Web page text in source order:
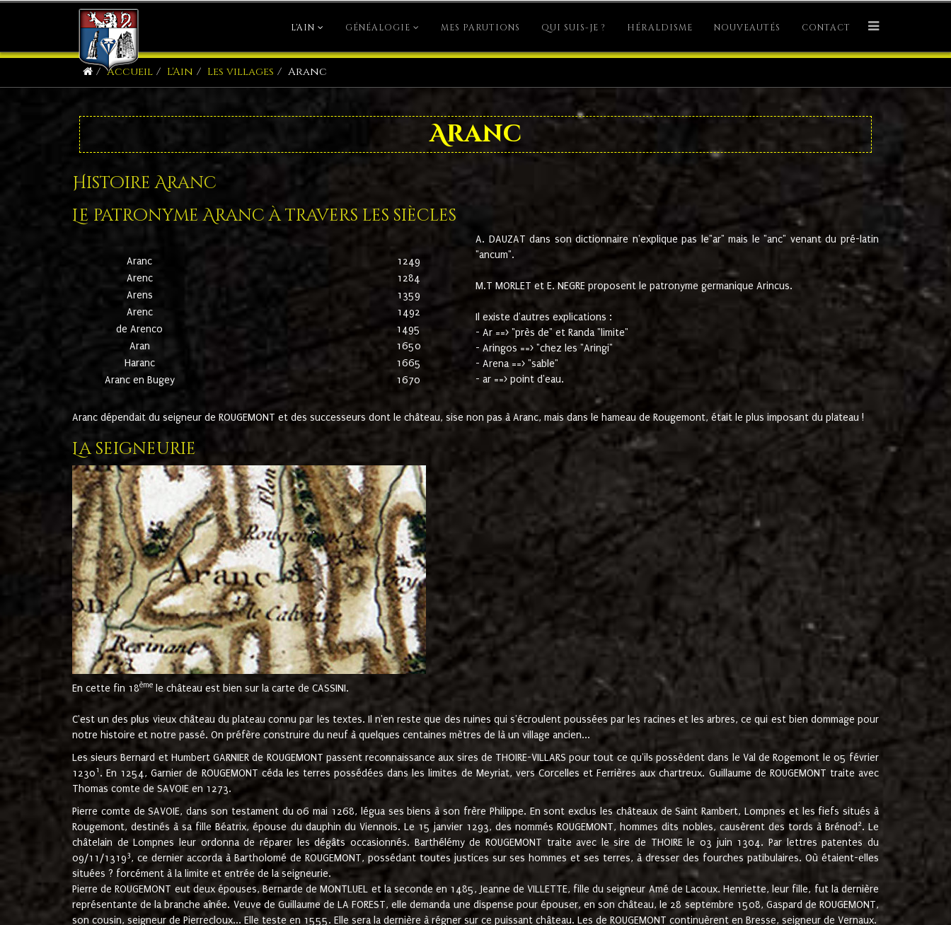
L'AIN GÉNÉALOGIE MES PARUTIONS QUI SUIS-JE ? HÉRALDISME NOUVEAUTÉS CONTACT
Accueil L'Ain Les villages Aranc
Aranc
Histoire Aranc
Le patronyme Aranc à travers les siècles
Aranc
1249
Arenc
1284
Arens
1359
Arenc
1492
de Arenco
1495
Aran
1650
Haranc
1665
Aranc en Bugey
1670
A. DAUZAT dans son dictionnaire n'explique pas le"ar" mais le "anc" venant du pré-latin
"ancum".
M.T MORLET et E. NEGRE proposent le patronyme germanique Arincus.
Il existe d'autres explications :
- Ar ==> "près de" et Randa "limite"
- Aringos ==> "chez les "Aringi"
- Arena ==> "sable"
- ar ==> point d'eau.
Aranc dépendait du seigneur de ROUGEMONT et des successeurs dont le château, sise non pas à Aranc, mais dans le hameau de Rougemont, était le plus imposant du plateau !
La seigneurie
En cette fin 18ème le château est bien sur la carte de CASSINI.
C'est un des plus vieux château du plateau connu par les textes. Il n'en reste que des ruines qui s'écroulent poussées par les racines et les arbres, ce qui est bien dommage pour
notre histoire et notre passé. On préfère construire du neuf à quelques centaines mètres de là un village ancien...
Les sieurs Bernard et Humbert GARNIER de ROUGEMONT passent reconnaissance aux sires de THOIRE-VILLARS pour tout ce qu'ils possèdent dans le Val de Rogemont le 05 février
12301 . En 1254, Garnier de ROUGEMONT céda les terres possédées dans les limites de Meyriat, vers Corcelles et Ferrières aux chartreux. Guillaume de ROUGEMONT traite avec
Thomas comte de SAVOIE en 1273.
Pierre comte de SAVOIE, dans son testament du 06 mai 1268, légua ses biens à son frère Philippe. En sont exclus les châteaux de Saint Rambert, Lompnes et les fiefs situés à
Rougemont, destinés à sa fille Béatrix, épouse du dauphin du Viennois. Le 15 janvier 1293, des nommés ROUGEMONT, hommes dits nobles, causèrent des tords à Brénod 2. Le
châtelain de Lompnes leur ordonna de réparer les dégâts occasionnés. Barthélémy de ROUGEMONT traite avec le sire de THOIRE le 03 juin 1304. Par lettres patentes du
09/11/13193, ce dernier accorda à Bartholomé de ROUGEMONT, possédant toutes justices sur ses hommes et ses terres, à dresser des fourches patibulaires. Où étaient-elles
situées ? forcément à la limite et entrée de la seigneurie.
Pierre de ROUGEMONT eut deux épouses, Bernarde de MONTLUEL et la seconde en 1485, Jeanne de VILLETTE, fille du seigneur Amé de Lacoux. Henriette, leur fille, fut la dernière
représentante de la branche aînée. Veuve de Guillaume de LA FOREST, elle demanda une dispense pour épouser, en son château, le 28 septembre 1508, Gaspard de ROUGEMONT,
son cousin, seigneur de Pierrecloux... Elle teste en 1555. Elle sera la dernière à régner sur ce puissant château. Les de ROUGEMONT continuèrent en Bresse, seigneur de Vernaux.